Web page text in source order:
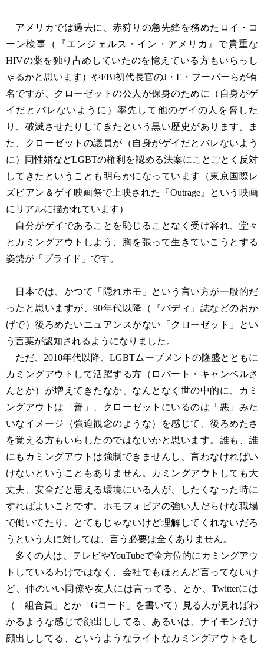
アメリカでは過去に、赤狩りの急先鋒を務めたロイ・コ
ーン検事（『エンジェルス・イン・アメリカ』で貴重な
HIVの薬を独り占めしていたのを憶えている方もいらっし
ゃるかと思います）やFBI初代長官のJ・E・フーバーらが有
名ですが、クローゼットの公人が保身のために（自身がゲ
イだとバレないように）率先して他のゲイの人を脅した
り、破滅させたりしてきたという黒い歴史があります。ま
た、クローゼットの議員が（自身がゲイだとバレないよう
に）同性婚などLGBTの権利を認める法案にことごとく反対
してきたということも明らかになっています（東京国際レ
ズビアン＆ゲイ映画祭で上映された『Outrage』という映画
にリアルに描かれています）
自分がゲイであることを恥じることなく受け容れ、堂々
とカミングアウトしよう、胸を張って生きていこうとする
姿勢が「プライド」です。
日本では、かつて「隠れホモ」という言い方が一般的だ
ったと思いますが、90年代以降（『バディ』誌などのおか
げで）後ろめたいニュアンスがない「クローゼット」とい
う言葉が認知されるようになりました。
ただ、2010年代以降、LGBTムーブメントの隆盛とともに
カミングアウトして活躍する方（ロバート・キャンベルさ
んとか）が増えてきたなか、なんとなく世の中的に、カミ
ングアウトは「善」、クローゼットにいるのは「悪」みた
いなイメージ（強迫観念のような）を感じて、後ろめたさ
を覚える方もいらしたのではないかと思います。誰も、誰
にもカミングアウトは強制できませんし、言わなければい
けないということもありません。カミングアウトしても大
丈夫、安全だと思える環境にいる人が、したくなった時に
すればよいことです。ホモフォビアの強い人だらけな職場
で働いてたり、とてもじゃないけど理解してくれないだろ
うという人に対しては、言う必要は全くありません。
多くの人は、テレビやYouTubeで全方位的にカミングアウ
トしているわけではなく、会社でもほとんど言ってないけ
ど、仲のいい同僚や友人には言ってる、とか、Twitterには
（「組合員」とか「Gコード」を書いて）見る人が見ればわ
かるような感じで顔出ししてる、あるいは、ナイモンだけ
顔出ししてる、というようなライトなカミングアウトをし